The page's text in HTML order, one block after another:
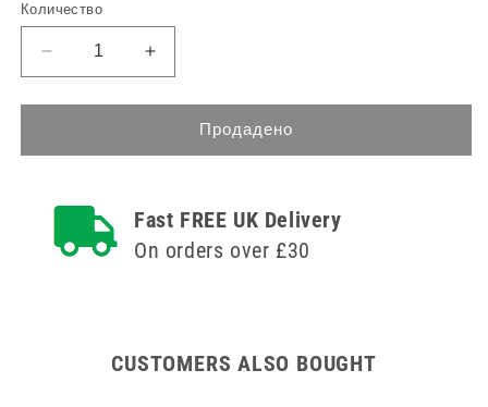
Количество
Намаляване
на
количеството
40cm
Catheter
Увеличете
количеството
за
CH12
Продадено
Fast FREE UK Delivery
On orders over £30
CUSTOMERS ALSO BOUGHT